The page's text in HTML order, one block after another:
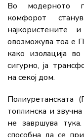
Во модерното
комфорот
најкористените
овозможува тоа е
како изолација
сигурно, ја
на секој дом.
Полиуретанската
топлинска и
не завршува